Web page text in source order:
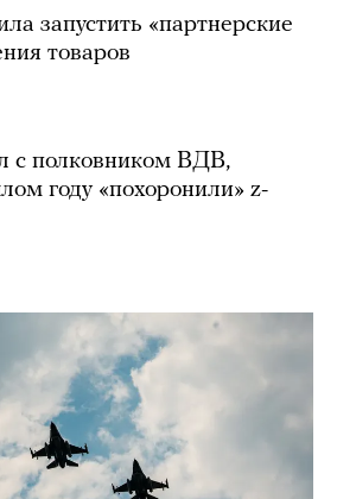
запустить «партнерские
товаров
с полковником ВДВ,
году «похоронили» z-